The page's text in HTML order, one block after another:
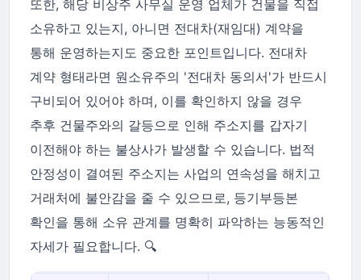
또한, 해당 비상주 사무실 운영 업체가 건물을 직접
소유하고 있는지, 아니면 전대차(재임대) 계약을
통해 운영하는지도 중요한 포인트입니다. 전대차
계약 형태라면 원소유주의 '전대차 동의서'가 반드시
구비되어 있어야 하며, 이를 확인하지 않을 경우
추후 건물주와의 갈등으로 인해 주소지를 갑자기
이전해야 하는 불상사가 발생할 수 있습니다. 법적
안정성이 결여된 주소지는 사업의 연속성을 해치고
거래처에 불안감을 줄 수 있으므로, 등기부등본
확인을 통해 소유 관계를 명확히 파악하는 능동적인
자세가 필요합니다. 🔍